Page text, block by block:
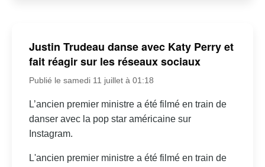
Justin Trudeau danse avec Katy Perry et
fait réagir sur les réseaux sociaux
Publié le samedi 11 juillet à 01:18
L’ancien premier ministre a été filmé en train de
danser avec la pop star américaine sur
Instagram.
L'ancien premier ministre a été filmé en train de